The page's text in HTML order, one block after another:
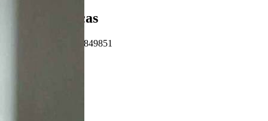
Características
Referência: 63849851